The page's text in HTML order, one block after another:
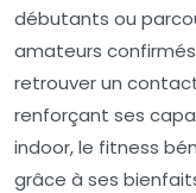
débutants ou
amateurs
retrouver un
renforçant ses
indoor, le fitness
grâce à ses